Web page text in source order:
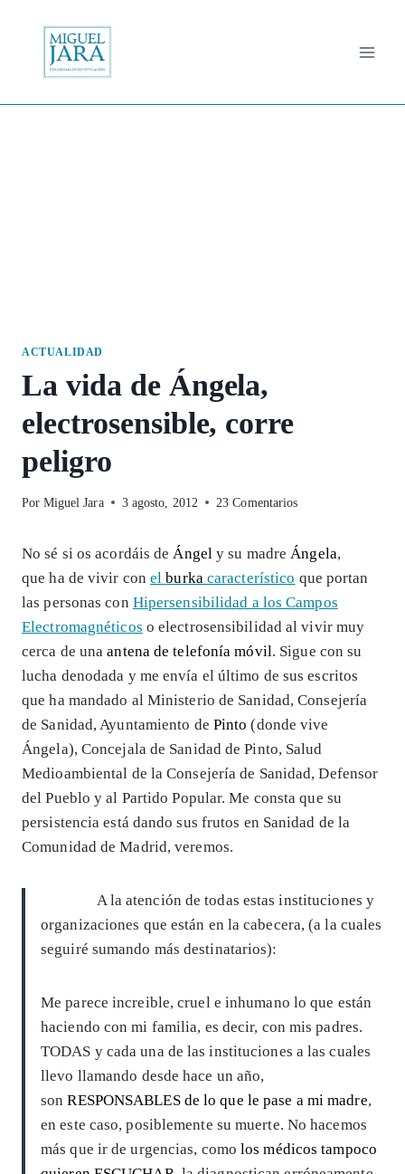
contenido
ACTUALIDAD
La vida de Ángela,
electrosensible, corre
peligro
Por Miguel Jara 3 agosto, 2012 23 Comentarios
No sé si os acordáis de Ángel y su madre Ángela,
que ha de vivir conelburka característico que portan
las personas con Hipersensibilidad a los Campos
Electromagnéticos o electrosensibilidad al vivir muy
cerca de unaantena de telefonía móvil. Sigue con su
lucha denodada y me envía el último de sus escritos
que ha mandado al Ministerio de Sanidad, Consejería
de Sanidad, Ayuntamiento de Pinto (donde vive
Ángela), Concejala de Sanidad de Pinto, Salud
Medioambiental de la Consejería de Sanidad, Defensor
del Pueblo y al Partido Popular. Me consta que su
persistencia está dando sus frutos en Sanidad de la
Comunidad de Madrid, veremos.
A la atención de todas estas instituciones y
organizaciones que están en la cabecera, (a la cuales
seguiré sumando más destinatarios):
Me parece increible, cruel e inhumano lo que están
haciendo con mi familia, es decir, con mis padres.
TODAS y cada una de las instituciones a las cuales
llevo llamando desde hace un año,
sonRESPONSABLES de lo que le pase a mi madre,
en este caso, posiblemente su muerte. No hacemos
más que ir de urgencias, comolos médicos tampoco